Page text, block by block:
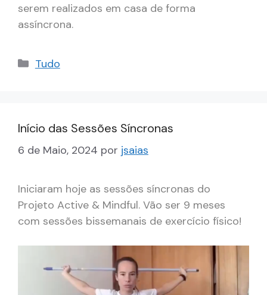
serem realizados em casa de forma
assíncrona.
Categorias
Tudo
Início das Sessões Síncronas
6 de Maio, 2024 por jsaias
Iniciaram hoje as sessões síncronas do
Projeto Active & Mindful. Vão ser 9 meses
com sessões bissemanais de exercício físico!